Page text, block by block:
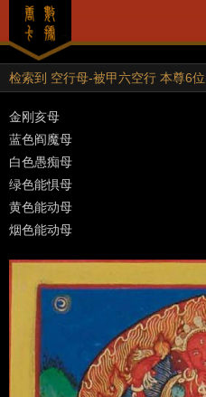
检索到 空行母-被甲六空行 本尊6位
金刚亥母
蓝色阎魔母
白色愚痴母
绿色能惧母
黄色能动母
烟色能动母